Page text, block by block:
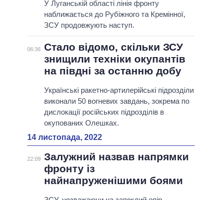
У Луганській області лінія фронту
наближається до Рубіжного та Кремінної,
ЗСУ продовжують наступ.
06:36 Стало відомо, скільки ЗСУ
знищили техніки окупантів
на півдні за останню добу
Українські ракетно-артилерійські підрозділи
виконали 50 вогневих завдань, зокрема по
дислокації російських підрозділів в
окупованих Олешках.
14 листопада, 2022
22:09 Залужний назвав напрямки
фронту із
найнапруженішими боями